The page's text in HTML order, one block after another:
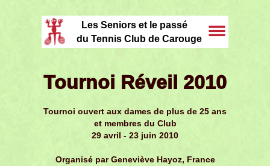
Les Seniors et le passé
du Tennis Club de Carouge
Tournoi Réveil 2010
Tournoi ouvert aux dames de plus de 25 ans
et membres du Club
29 avril - 23 juin 2010
Organisé par Geneviève Hayoz, France